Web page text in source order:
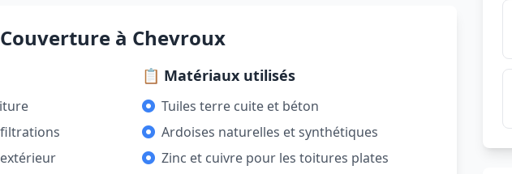
à Chevroux
📋 Matériaux utilisés
Tuiles terre cuite et béton
Ardoises naturelles et synthétiques
Zinc et cuivre pour les toitures plates